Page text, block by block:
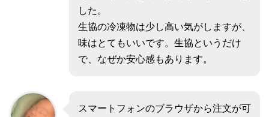
した。
生協の冷凍物は少し高い気がしますが、
味はとてもいいです。生協というだけ
で、なぜか安心感もあります。
スマートフォンのブラウザから注文が可